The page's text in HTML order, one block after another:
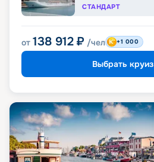
СТАНДАРТ
от 138 912 ₽ /чел +1 000
Выбрать круиз